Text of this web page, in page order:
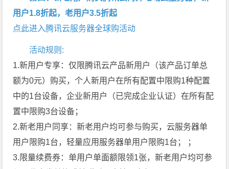
用户1.8折起，老用户3.5折起
点此进入腾讯云服务器全球购活动
活动规则:
1.新用户专享：仅限腾讯云产品新用户（该产品订单总
额为0元）购买，个人新用户在所有配置中限购1种配置
中的1台设备，企业新用户（已完成企业认证）在所有配
置中限购3台设备；
2.新老用户同享：新老用户均可参与购买，云服务器单
用户限购1台，轻量应用服务器单用户限购1台； ；
3.限量续费券：单用户单面额限领1张，新老用户均可参